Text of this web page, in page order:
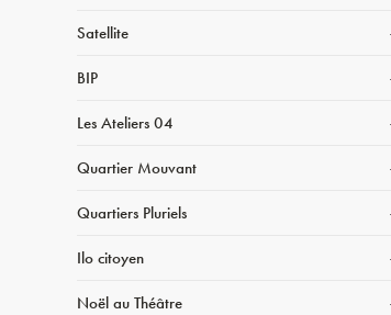
Satellite
BIP
Les Ateliers 04
Quartier Mouvant
Quartiers Pluriels
Ilo citoyen
Noël au Théâtre